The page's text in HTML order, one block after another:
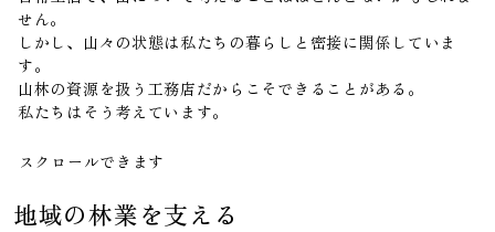
せん。
しかし、山々の状態は私たちの暮らしと密接に関係していま
す。
山林の資源を扱う工務店だからこそできることがある。
私たちはそう考えています。
スクロールできます
地域の林業を支える